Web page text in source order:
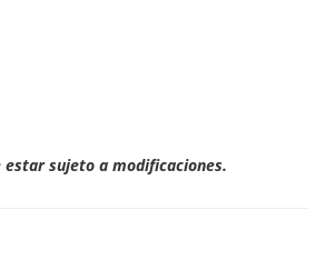
estar sujeto a modificaciones.